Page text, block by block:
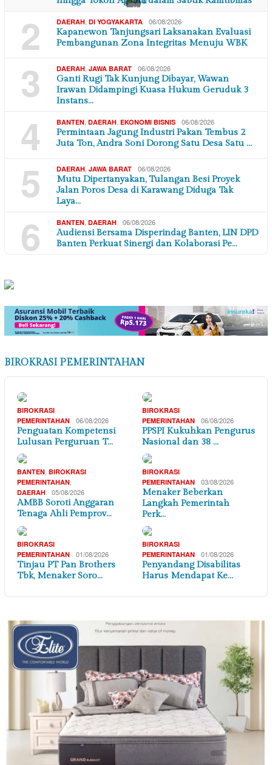
2 DAERAH DI YOGYAKARTA 06/08/2026
Kapanewon Tanjungsari Laksanakan Evaluasi
Pembangunan Zona Integritas Menuju WBK
3 DAERAH JAWA BARAT 06/08/2026
Ganti Rugi Tak Kunjung Dibayar, Wawan
Irawan Didampingi Kuasa Hukum Geruduk 3
Instans…
4 BANTEN DAERAH EKONOMI BISNIS 06/08/2026
Permintaan Jagung Industri Pakan Tembus 2
Juta Ton, Andra Soni Dorong Satu Desa Satu …
5 DAERAH JAWA BARAT 06/08/2026
Mutu Dipertanyakan, Tulangan Besi Proyek
Jalan Poros Desa di Karawang Diduga Tak
Laya…
6 BANTEN DAERAH 06/08/2026
Audiensi Bersama Disperindag Banten, LIN DPD
Banten Perkuat Sinergi dan Kolaborasi Pe…
BIROKRASI PEMERINTAHAN
BIROKRASI
PEMERINTAHAN
06/08/2026
Penguatan Kompetensi
Lulusan Perguruan T…
BIROKRASI
PEMERINTAHAN
06/08/2026
PPSPI Kukuhkan Pengurus
Nasional dan 38 …
BANTEN BIROKRASI
PEMERINTAHAN
DAERAH 05/08/2026
AMBB Soroti Anggaran
Tenaga Ahli Pemprov…
BIROKRASI
PEMERINTAHAN
03/08/2026
Menaker Beberkan
Langkah Pemerintah
Perk…
BIROKRASI
PEMERINTAHAN
01/08/2026
Tinjau PT Pan Brothers
Tbk, Menaker Soro…
BIROKRASI
PEMERINTAHAN
01/08/2026
Penyandang Disabilitas
Harus Mendapat Ke…
×